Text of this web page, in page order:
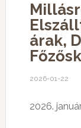
árak,
2026-01-22
2026.